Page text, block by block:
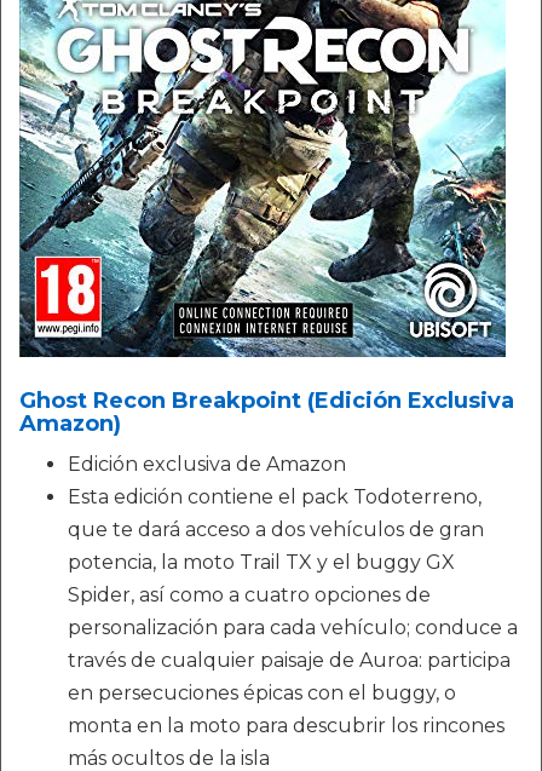
Ghost Recon Breakpoint (Edición Exclusiva
Amazon)
Edición exclusiva de Amazon
Esta edición contiene el pack Todoterreno,
que te dará acceso a dos vehículos de gran
potencia, la moto Trail TX y el buggy GX
Spider, así como a cuatro opciones de
personalización para cada vehículo; conduce a
través de cualquier paisaje de Auroa: participa
en persecuciones épicas con el buggy, o
monta en la moto para descubrir los rincones
más ocultos de la isla